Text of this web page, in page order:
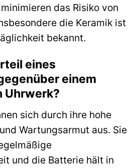
das Risiko von
die Keramik ist
bekannt.
eines
einem
Uhrwerk?
sich durch ihre hohe
Wartungsarmut aus. Sie
und die Batterie hält in